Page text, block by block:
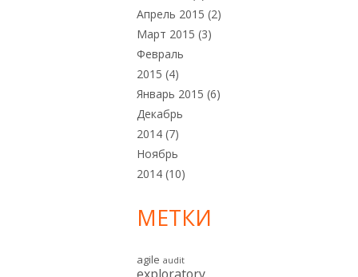
Апрель 2015 (2)
Март 2015 (3)
Февраль
2015 (4)
Январь 2015 (6)
Декабрь
2014 (7)
Ноябрь
2014 (10)
МЕТКИ
agile audit